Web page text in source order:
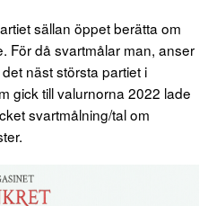
sällan öppet berätta om
För då svartmålar man, anser
näst största partiet i
gick till valurnorna 2022 lade
svartmålning/tal om